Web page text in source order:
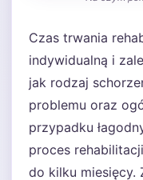
Czas trwania
indywidualną i
jak rodzaj
problemu oraz
przypadku
proces
do kilku miesięcy.